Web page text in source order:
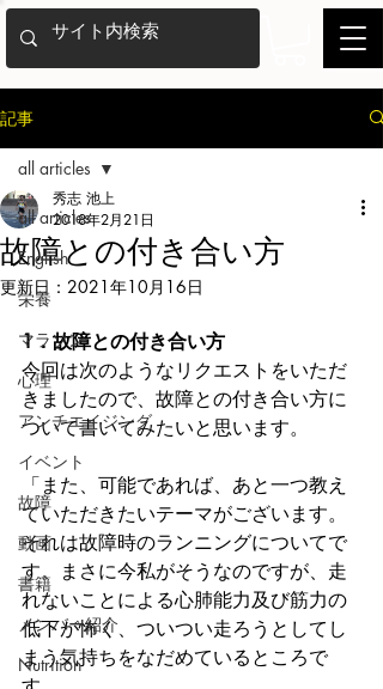
記事
all articles
English
栄養
マラソン
心理
アンチエイジング
イベント
故障
動画
書籍
メンバー紹介
Nutrition
all articles
故障との付き合い方
秀志 池上
2018年2月21日
更新日： 2021年10月16日
1．故障との付き合い方
今回は次のようなリクエストをいただ
きましたので、故障との付き合い方に
ついて書いてみたいと思います。
「また、可能であれば、あと一つ教え
ていただきたいテーマがございます。
それは故障時のランニングについてで
す。まさに今私がそうなのですが、走
れないことによる心肺能力及び筋力の
低下が怖く、ついつい走ろうとしてし
まう気持ちをなだめているところで